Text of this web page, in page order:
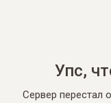
Упс,
Сервер перестал